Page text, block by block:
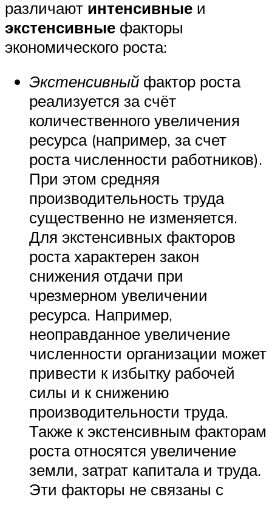
различают интенсивные и
экстенсивные факторы
экономического роста:
Экстенсивный фактор роста
реализуется за счёт
количественного увеличения
ресурса (например, за счет
роста численности работников).
При этом средняя
производительность труда
существенно не изменяется.
Для экстенсивных факторов
роста характерен закон
снижения отдачи при
чрезмерном увеличении
ресурса. Например,
неоправданное увеличение
численности организации может
привести к избытку рабочей
силы и к снижению
производительности труда.
Также к экстенсивным факторам
роста относятся увеличение
земли, затрат капитала и труда.
Эти факторы не связаны с